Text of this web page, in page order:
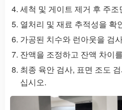
세척 및 게이트 제거 후 주
열처리 및 재료 추적성을 확
가공된 치수와 런아웃을 검
잔액을 조정하고 잔액 차이
최종 육안 검사, 표면 조도
십시오.